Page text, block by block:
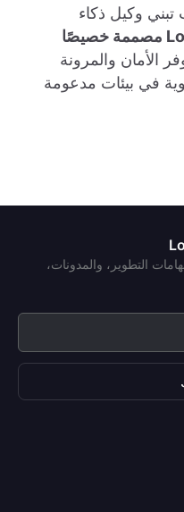
تبني وكيل ذكاء
فإن Logto مصممة خصيصًا
الأمان والمرونة
في بيئات مدعومة
التطوير، والمدونات،